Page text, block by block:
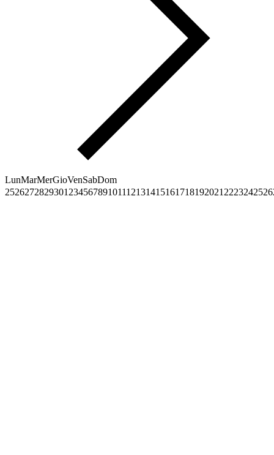
LunMarMerGioVenSabDom
2526272829301234567891011121314151617181920212223242526